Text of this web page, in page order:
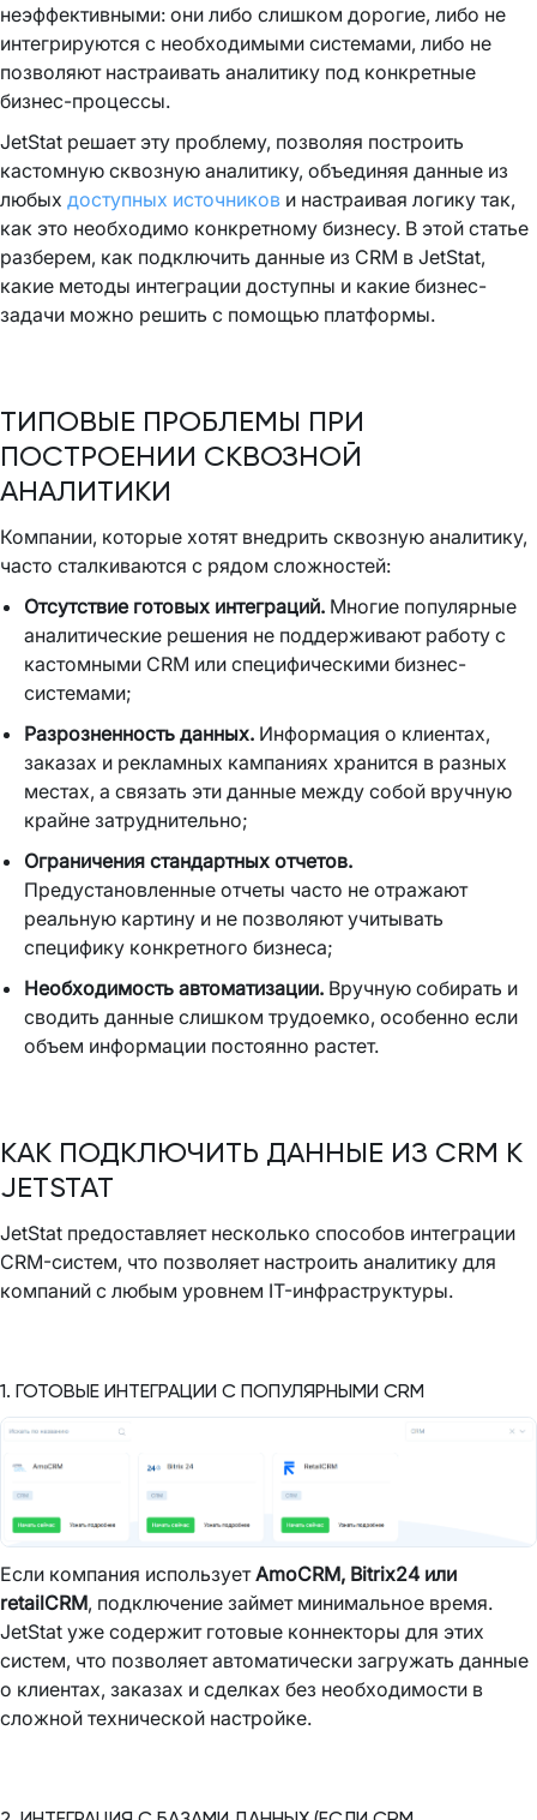
неэффективными: они либо слишком дорогие, либо не
интегрируются с необходимыми системами, либо не
позволяют настраивать аналитику под конкретные
бизнес-процессы.
JetStat решает эту проблему, позволяя построить
кастомную сквозную аналитику, объединяя данные из
любых доступных источников и настраивая логику так,
как это необходимо конкретному бизнесу. В этой статье
разберем, как подключить данные из CRM в JetStat,
какие методы интеграции доступны и какие бизнес-
задачи можно решить с помощью платформы.
ТИПОВЫЕ ПРОБЛЕМЫ ПРИ
ПОСТРОЕНИИ СКВОЗНОЙ
АНАЛИТИКИ
Компании, которые хотят внедрить сквозную аналитику,
часто сталкиваются с рядом сложностей:
Отсутствие готовых интеграций. Многие популярные
аналитические решения не поддерживают работу с
кастомными CRM или специфическими бизнес-
системами;
Разрозненность данных. Информация о клиентах,
заказах и рекламных кампаниях хранится в разных
местах, а связать эти данные между собой вручную
крайне затруднительно;
Ограничения стандартных отчетов.
Предустановленные отчеты часто не отражают
реальную картину и не позволяют учитывать
специфику конкретного бизнеса;
Необходимость автоматизации. Вручную собирать и
сводить данные слишком трудоемко, особенно если
объем информации постоянно растет.
КАК ПОДКЛЮЧИТЬ ДАННЫЕ ИЗ CRM К
JETSTAT
JetStat предоставляет несколько способов интеграции
CRM-систем, что позволяет настроить аналитику для
компаний с любым уровнем IT-инфраструктуры.
1. ГОТОВЫЕ ИНТЕГРАЦИИ С ПОПУЛЯРНЫМИ CRM
Если компания используетAmoCRM, Bitrix24 или
retailCRM, подключение займет минимальное время.
JetStat уже содержит готовые коннекторы для этих
систем, что позволяет автоматически загружать данные
о клиентах, заказах и сделках без необходимости в
сложной технической настройке.